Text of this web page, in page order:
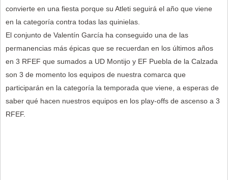
convierte en una fiesta porque su Atleti seguirá el año que viene
en la categoría contra todas las quinielas.
El conjunto de Valentín García ha conseguido una de las
permanencias más épicas que se recuerdan en los últimos años
en 3 RFEF que sumados a UD Montijo y EF Puebla de la Calzada
son 3 de momento los equipos de nuestra comarca que
participarán en la categoría la temporada que viene, a esperas de
saber qué hacen nuestros equipos en los play-offs de ascenso a 3
RFEF.